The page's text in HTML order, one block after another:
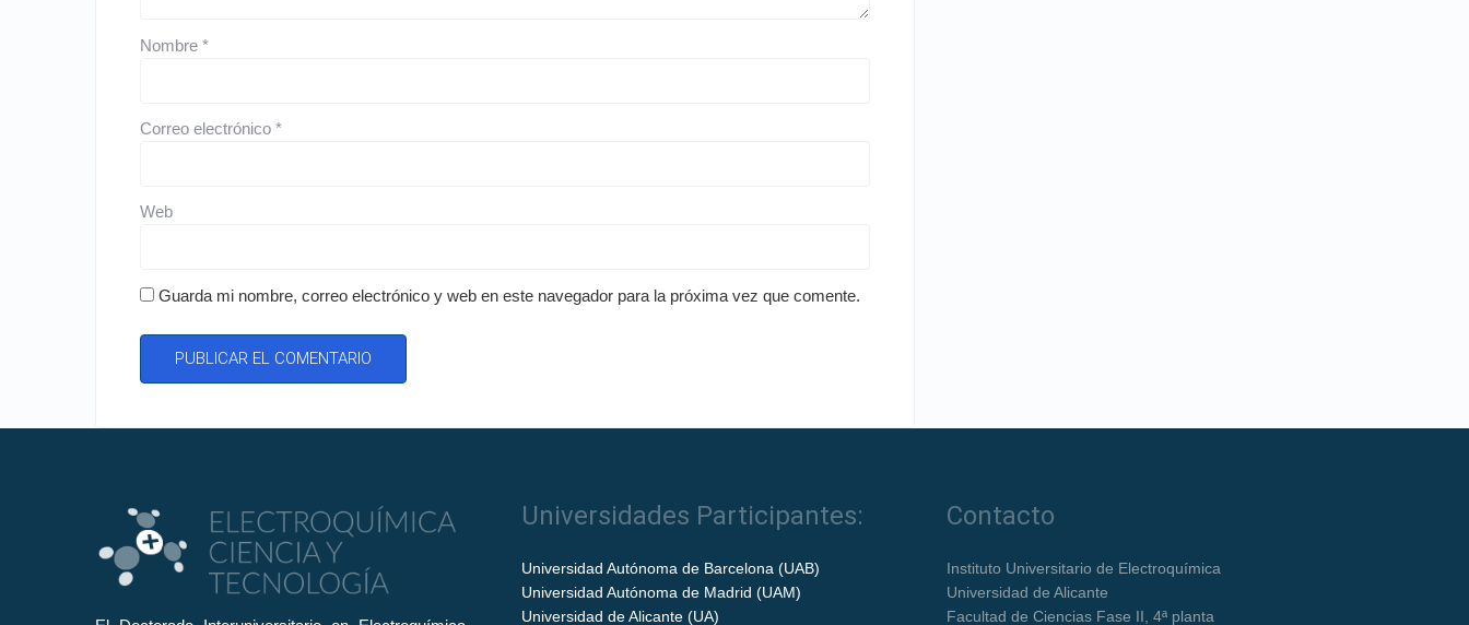
Nombre *
Correo electrónico *
Web
Guarda mi nombre, correo electrónico y web en este navegador para la próxima vez que comente.
Universidades Participantes:
Universidad Autónoma de Barcelona (UAB)
Universidad Autónoma de Madrid (UAM)
Universidad de Alicante (UA)
Contacto
Instituto Universitario de Electroquímica
Universidad de Alicante
Facultad de Ciencias Fase II, 4ª planta